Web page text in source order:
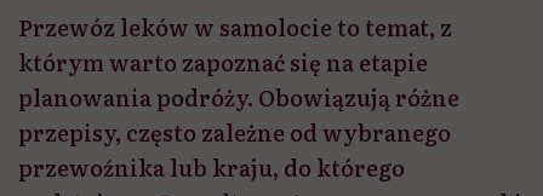
Przewóz leków w samolocie to temat, z
którym warto zapoznać się na etapie
planowania podróży. Obowiązują różne
przepisy, często zależne od wybranego
przewoźnika lub kraju, do którego